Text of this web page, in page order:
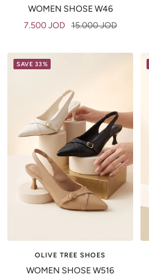
WOMEN SHOSE W46
Sale
7.500 JOD Regular
15.000 JOD
SAVE 33%
OLIVE TREE SHOES
WOMEN SHOSE W516